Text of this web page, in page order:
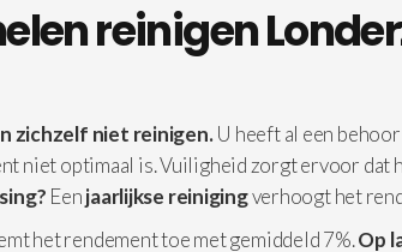
reinigen
zichzelf niet reinigen.U heeft al een
niet optimaal is. Vuiligheid zorgt ervoor dat
Eenjaarlijkse reinigingverhoogt het
het rendement toe met gemiddeld 7%.Op